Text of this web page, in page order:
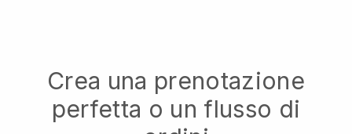
Crea una prenotazione
perfetta o un flusso di